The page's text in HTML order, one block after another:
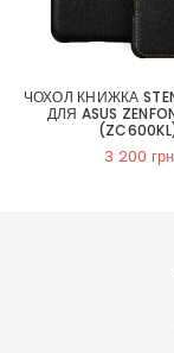
ЧОХОЛ КНИЖКА
ДЛЯ ASUS
3 200